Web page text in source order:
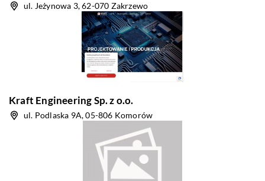
ul. Jeżynowa 3, 62-070 Zakrzewo
Kraft Engineering Sp. z o.o.
ul. Podlaska 9A, 05-806 Komorów